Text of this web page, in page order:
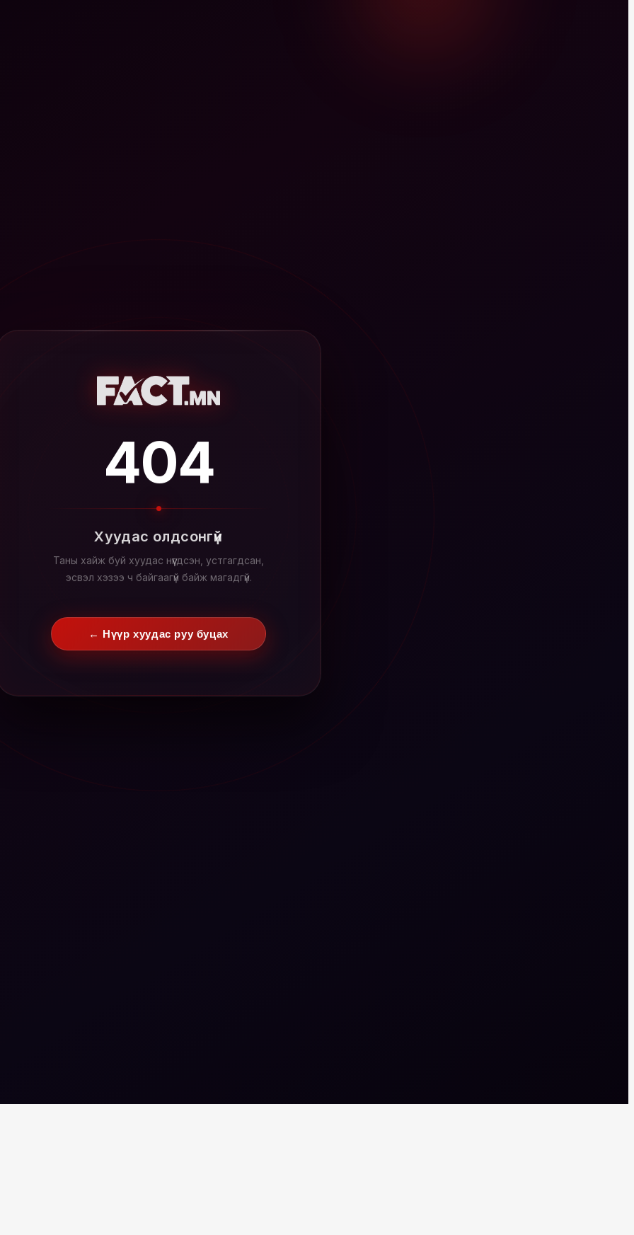
404
Хуудас олдсонгүй
Таны хайж буй хуудас нүүгдсэн, устгагдсан,
эсвэл хэзээ ч байгаагүй байж магадгүй.
← Нүүр хуудас руу буцах